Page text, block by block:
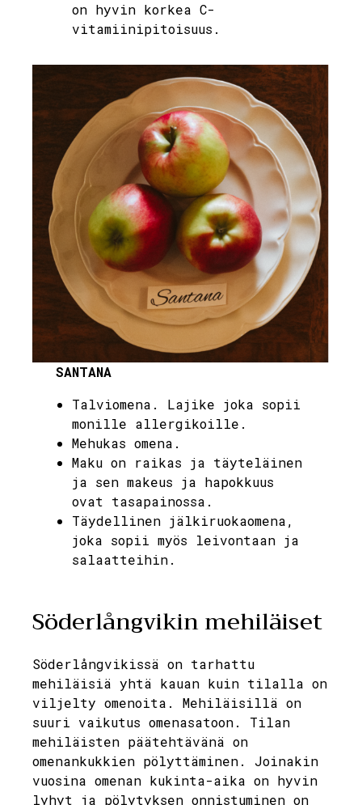
on hyvin korkea C-
vitamiinipitoisuus.
SANTANA
Talviomena. Lajike joka sopii
monille allergikoille.
Mehukas omena.
Maku on raikas ja täyteläinen
ja sen makeus ja hapokkuus
ovat tasapainossa.
Täydellinen jälkiruokaomena,
joka sopii myös leivontaan ja
salaatteihin.
Söderlångvikin mehiläiset
Söderlångvikissä on tarhattu
mehiläisiä yhtä kauan kuin tilalla on
viljelty omenoita. Mehiläisillä on
suuri vaikutus omenasatoon. Tilan
mehiläisten päätehtävänä on
omenankukkien pölyttäminen. Joinakin
vuosina omenan kukinta-aika on hyvin
lyhyt ja pölytyksen onnistuminen on